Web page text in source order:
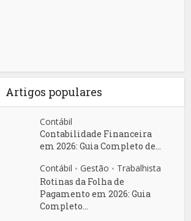
Artigos populares
Contábil
Contabilidade Financeira
em 2026: Guia Completo de...
Contábil • Gestão • Trabalhista
Rotinas da Folha de
Pagamento em 2026: Guia
Completo...